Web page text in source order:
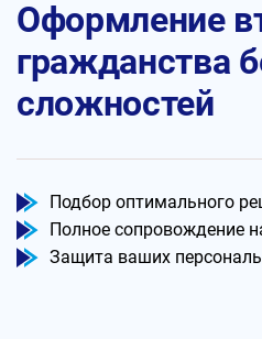
Оформление
гражданства
сложностей
Подбор оптимального
Полное сопровождение
Защита ваших